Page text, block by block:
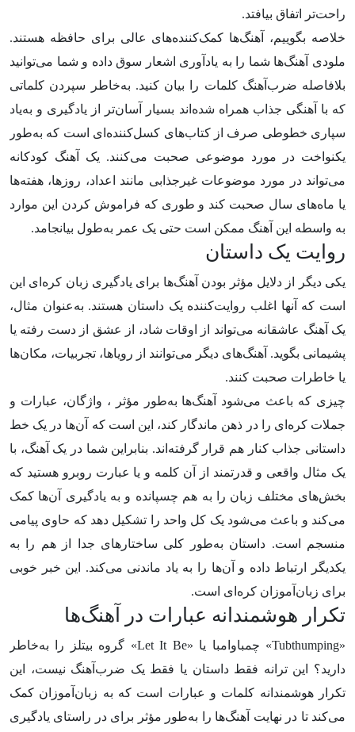
راحت‌تر اتفاق بیافتد.
خلاصه بگوییم، آهنگ‌ها کمک‌کننده‌های عالی برای حافظه هستند.
ملودی آهنگ‌ها شما را به یادآوری اشعار سوق داده و شما می‌توانید
بلافاصله ضرب‌آهنگ کلمات را بیان کنید. به‌خاطر سپردن کلماتی
که با آهنگی جذاب همراه شده‌اند بسیار آسان‌تر از یادگیری و به‌یاد
سپاری خطوطی صرف از کتاب‌های کسل‌کننده‌ای است که به‌طور
یکنواخت در مورد موضوعی صحبت می‌کنند. یک آهنگ کودکانه
می‌تواند در مورد موضوعات غیرجذابی مانند اعداد، روزها، هفته‌ها
یا ماه‌های سال صحبت کند و طوری که فراموش کردن این موارد
به واسطه این آهنگ ممکن است حتی یک عمر به‌طول بیانجامد.
روایت یک داستان
یکی دیگر از دلایل مؤثر بودن آهنگ‌ها برای یادگیری زبان کره‌ای این
است که آنها اغلب روایت‌کننده یک داستان هستند. به‌عنوان مثال،
یک آهنگ عاشقانه می‌تواند از اوقات شاد، از عشق از دست رفته یا
پشیمانی بگوید. آهنگ‌های دیگر می‌توانند از رویاها، تجربیات، مکان‌ها
یا خاطرات صحبت کنند.
چیزی که باعث می‌شود آهنگ‌ها به‌طور مؤثر ، واژگان، عبارات و
جملات کره‌ای را در ذهن ماندگار کند، این است که آن‌ها در یک خط
داستانی جذاب کنار هم قرار گرفته‌اند. بنابراین شما در یک آهنگ، با
یک مثال واقعی و قدرتمند از آن کلمه و یا عبارت روبرو هستید که
بخش‌های مختلف زبان را به هم چسپانده و به یادگیری آن‌ها کمک
می‌کند و باعث می‌شود یک کل واحد را تشکیل دهد که حاوی پیامی
منسجم است. داستان به‌طور کلی ساختارهای جدا از هم را به
یکدیگر ارتباط داده و آن‌ها را به یاد ماندنی می‌کند. این خبر خوبی
برای زبان‌آموزان کره‌ای است.
تکرار هوشمندانه عبارات در آهنگ‌ها
«Tubthumping» چمباوامبا یا «Let It Be» گروه بیتلز را به‌خاطر
دارید؟ این ترانه فقط داستان یا فقط یک ضرب‌آهنگ نیست، این
تکرار هوشمندانه کلمات و عبارات است که به زبان‌آموزان کمک
می‌کند تا در نهایت آهنگ‌ها را به‌طور مؤثر برای در راستای یادگیری